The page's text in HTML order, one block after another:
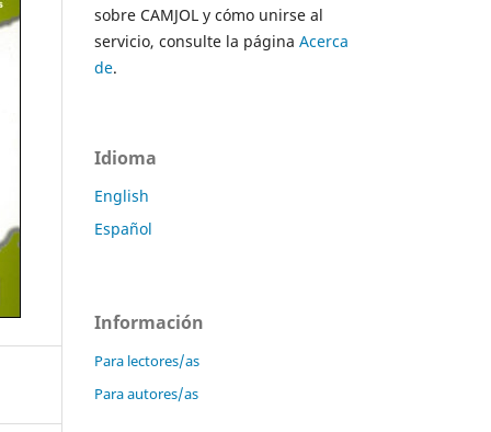
sobre CAMJOL y cómo unirse al
servicio, consulte la página Acerca
de.
Idioma
English
Español
Información
Para lectores/as
Para autores/as